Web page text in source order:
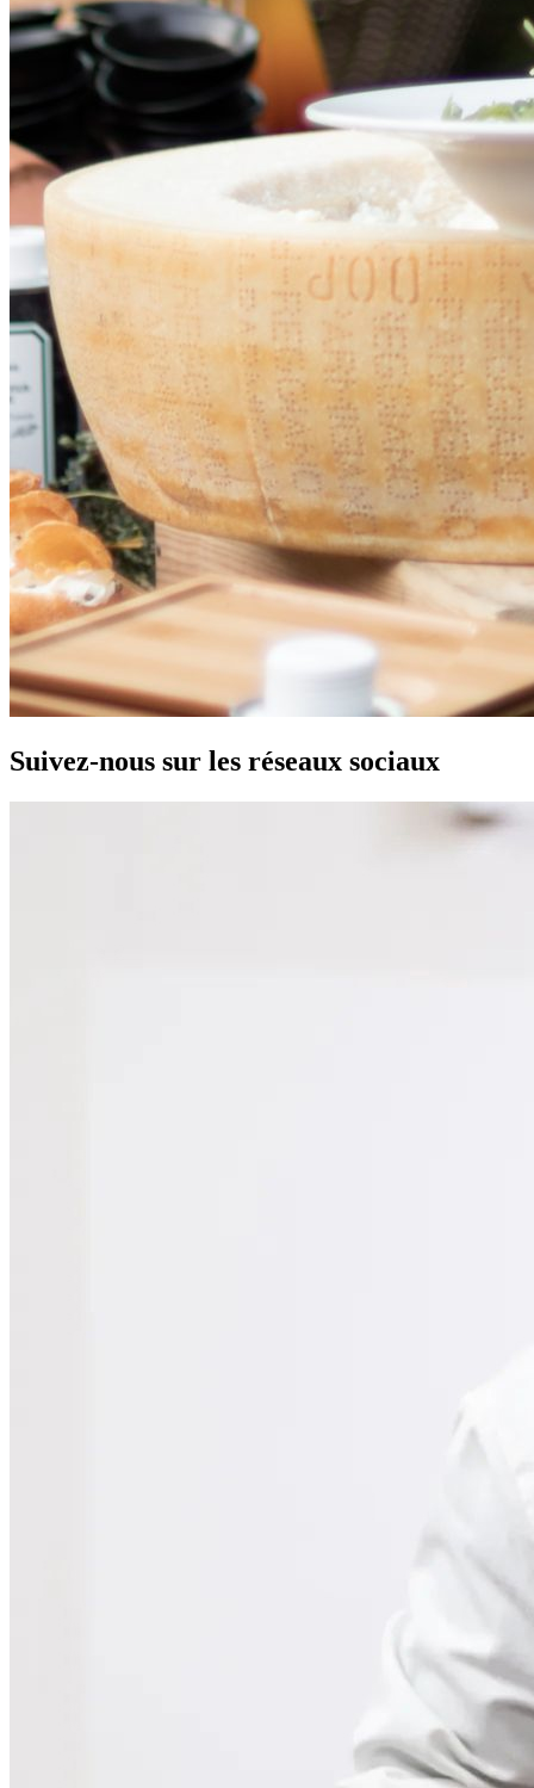
Suivez-nous sur les réseaux sociaux